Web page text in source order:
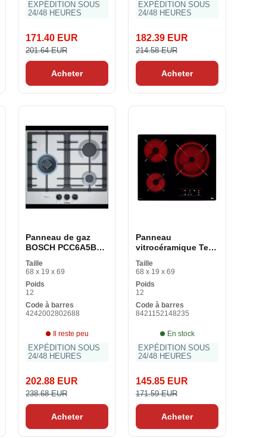
EXPÉDITION SOUS
24/48 HEURES
171.40 EUR
201.64 EUR
Acheter
EXPÉDITION SOUS
24/48 HEURES
182.39 EUR
214.58 EUR
Acheter
Panneau de gaz
BOSCH PCC6A5B90
Taille
68 x 19 x 69
Poids
12
Code à barres
4242002802688
Il reste peu
EXPÉDITION SOUS
24/48 HEURES
202.88 EUR
238.68 EUR
Acheter
Panneau
vitrocéramique Teka
Taille
68 x 19 x 69
Poids
12
Code à barres
8421152148235
En stock
EXPÉDITION SOUS
24/48 HEURES
145.85 EUR
171.59 EUR
Acheter